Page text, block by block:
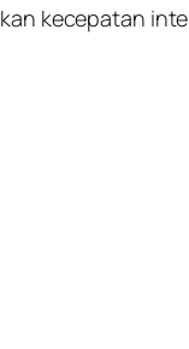
kecepatan